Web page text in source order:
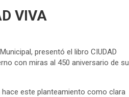
VIVA
presentó el libro CIUDAD
con miras al 450 aniversario de su
hace este planteamiento como clara